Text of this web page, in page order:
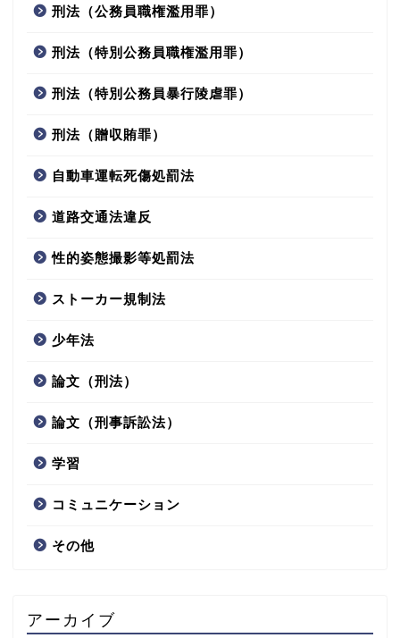
刑法（公務員職権濫用罪）
刑法（特別公務員職権濫用罪）
刑法（特別公務員暴行陵虐罪）
刑法（贈収賄罪）
自動車運転死傷処罰法
道路交通法違反
性的姿態撮影等処罰法
ストーカー規制法
少年法
論文（刑法）
論文（刑事訴訟法）
学習
コミュニケーション
その他
アーカイブ